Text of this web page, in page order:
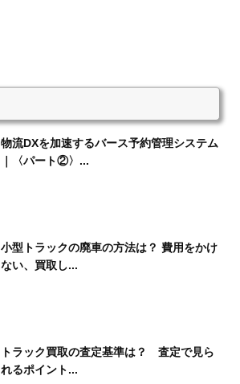
物流DXを加速するバース予約管理システム
｜〈パート②〉...
小型トラックの廃車の方法は？ 費用をかけ
ない、買取し...
トラック買取の査定基準は？ 査定で見ら
れるポイント...